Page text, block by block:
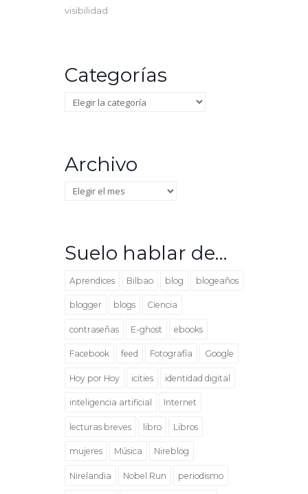
visibilidad
Categorías
Categorías
Archivo
Archivo
Suelo hablar de…
Aprendices Bilbao blog blogeaños
blogger blogs Ciencia
contraseñas E-ghost ebooks
Facebook feed Fotografía Google
Hoy por Hoy icities identidad digital
inteligencia artificial Internet
lecturas breves libro Libros
mujeres Música Nireblog
Nirelandia Nobel Run periodismo